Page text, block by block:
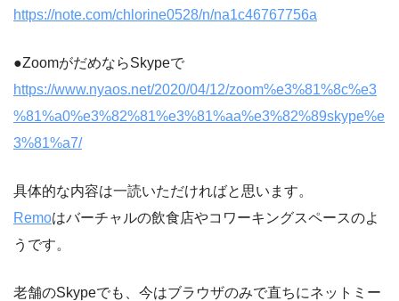
https://note.com/chlorine0528/n/na1c46767756a
●ZoomがだめならSkypeで
https://www.nyaos.net/2020/04/12/zoom%e3%81%8c%e3
%81%a0%e3%82%81%e3%81%aa%e3%82%89skype%e
3%81%a7/
具体的な内容は一読いただければと思います。
Remoはバーチャルの飲食店やコワーキングスペースのよ
うです。
老舗のSkypeでも、今はブラウザのみで直ちにネットミー